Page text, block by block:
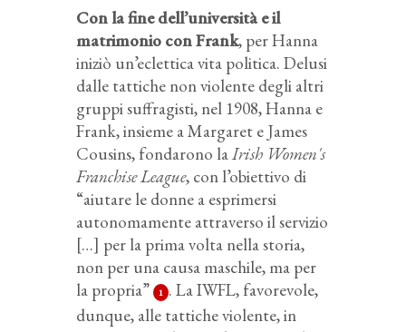
Con la fine dell’università e il
matrimonio con Frank, per Hanna
iniziò un’eclettica vita politica. Delusi
dalle tattiche non violente degli altri
gruppi suffragisti, nel 1908, Hanna e
Frank, insieme a Margaret e James
Cousins, fondarono laIrish Women's
Franchise League, con l’obiettivo di
“aiutare le donne a esprimersi
autonomamente attraverso il servizio
[…] per la prima volta nella storia,
non per una causa maschile, ma per
la propria”
1
. La IWFL, favorevole,
dunque, alle tattiche violente, in